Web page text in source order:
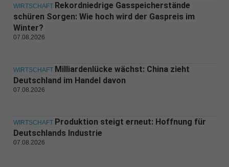
WIRTSCHAFT Rekordniedrige Gasspeicherstände
schüren Sorgen: Wie hoch wird der Gaspreis im
Winter?
07.08.2026
WIRTSCHAFT Milliardenlücke wächst: China zieht
Deutschland im Handel davon
07.08.2026
WIRTSCHAFT Produktion steigt erneut: Hoffnung für
Deutschlands Industrie
07.08.2026